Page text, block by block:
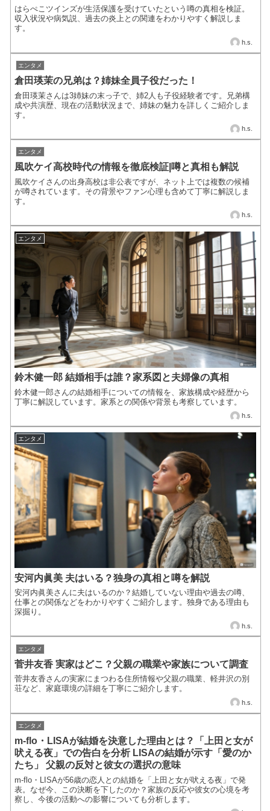
はらぺこツインズが生活保護を受けていたという噂の真相を検証。
収入状況や病気説、過去の炎上との関連をわかりやすく解説しま
す。
h.s.
エンタメ
倉田瑛茉の兄弟は？姉妹全員子役だった！
倉田瑛茉さんは3姉妹の末っ子で、姉2人も子役経験者です。兄弟構
成や共演歴、現在の活動状況まで、姉妹の魅力を詳しくご紹介しま
す。
h.s.
エンタメ
風吹ケイ高校時代の情報を徹底検証|噂と真相も解説
風吹ケイさんの出身高校は非公表ですが、ネット上では複数の候補
が噂されています。その背景やファン心理も含めて丁寧に解説しま
す。
h.s.
エンタメ
鈴木健一郎 結婚相手は誰？家系図と夫婦像の真相
鈴木健一郎さんの結婚相手についての情報を、家族構成や経歴から
丁寧に解説しています。家系との関係や背景も考察しています。
h.s.
エンタメ
安河内眞美 夫はいる？独身の真相と噂を解説
安河内眞美さんに夫はいるのか？結婚していない理由や過去の噂、
仕事との関係などをわかりやすくご紹介します。独身である理由も
深掘り。
h.s.
エンタメ
菅井友香 実家はどこ？父親の職業や家族について調査
菅井友香さんの実家にまつわる住所情報や父親の職業、軽井沢の別
荘など、家庭環境の詳細を丁寧にご紹介します。
h.s.
エンタメ
m-flo・LISAが結婚を決意した理由とは？「上田と女が
吠える夜」での告白を分析 LISAの結婚が示す「愛のか
たち」 父親の反対と彼女の選択の意味
m-flo・LISAが56歳の恋人との結婚を「上田と女が吠える夜」で発
表。なぜ今、この決断を下したのか？家族の反応や彼女の心境を考
察し、今後の活動への影響についても分析します。